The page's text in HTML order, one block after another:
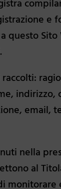
e
questo
indirizzo,
email,
nella
al
monitorare